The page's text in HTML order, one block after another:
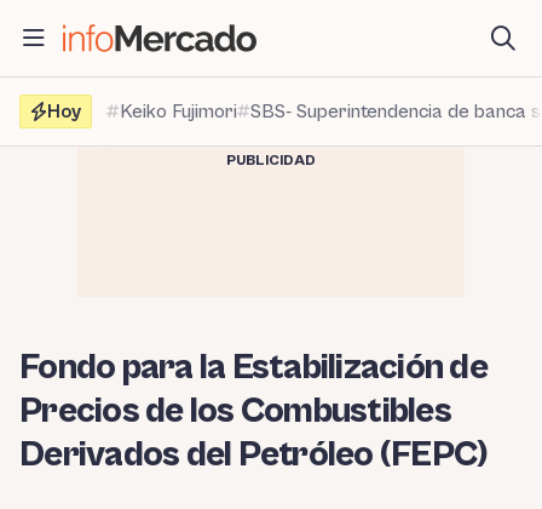
contenido
Hoy
Keiko Fujimori SBS- Superintendencia de banca
PUBLICIDAD
Fondo para la Estabilización de
Precios de los Combustibles
Derivados del Petróleo (FEPC)